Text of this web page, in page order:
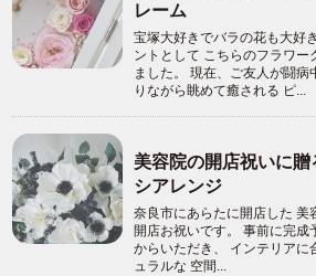
レーム
宝塚大好きでバラの花も大好
ントとして こちらのフラワー
ました。 現在、ご友人が闘
りながら眺めて癒される ピ...
美容院の開店祝いに
シアレンジ
奈良市にあらたに開店した 美
開店お祝いです。 事前に完成
からいただき、 インテリアに
ュラルな 空間...